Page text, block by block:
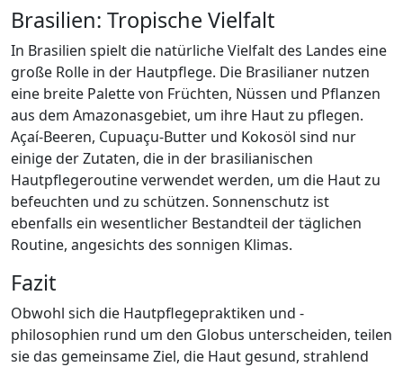
Brasilien: Tropische Vielfalt
In Brasilien spielt die natürliche Vielfalt des Landes eine
große Rolle in der Hautpflege. Die Brasilianer nutzen
eine breite Palette von Früchten, Nüssen und Pflanzen
aus dem Amazonasgebiet, um ihre Haut zu pflegen.
Açaí-Beeren, Cupuaçu-Butter und Kokosöl sind nur
einige der Zutaten, die in der brasilianischen
Hautpflegeroutine verwendet werden, um die Haut zu
befeuchten und zu schützen. Sonnenschutz ist
ebenfalls ein wesentlicher Bestandteil der täglichen
Routine, angesichts des sonnigen Klimas.
Fazit
Obwohl sich die Hautpflegepraktiken und -
philosophien rund um den Globus unterscheiden, teilen
sie das gemeinsame Ziel, die Haut gesund, strahlend